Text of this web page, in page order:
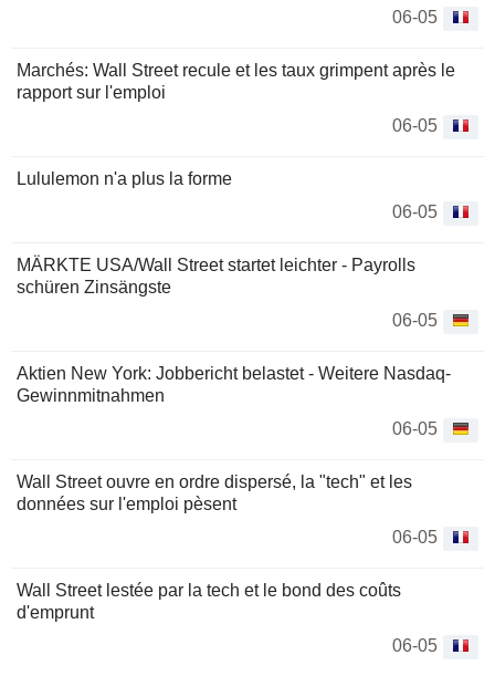
06-05
Marchés: Wall Street recule et les taux grimpent après le
rapport sur l'emploi
06-05
Lululemon n'a plus la forme
06-05
MÄRKTE USA/Wall Street startet leichter - Payrolls
schüren Zinsängste
06-05
Aktien New York: Jobbericht belastet - Weitere Nasdaq-
Gewinnmitnahmen
06-05
Wall Street ouvre en ordre dispersé, la "tech" et les
données sur l'emploi pèsent
06-05
Wall Street lestée par la tech et le bond des coûts
d'emprunt
06-05